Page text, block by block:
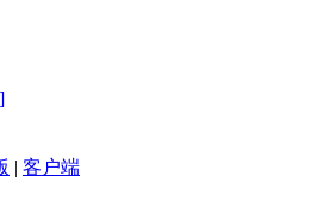
| 客户端